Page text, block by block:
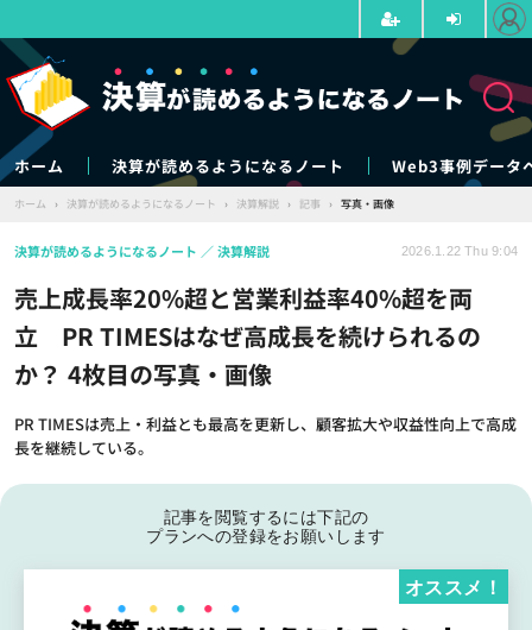
ホーム 決算が読めるようになるノート Web3事例データ
ホーム › 決算が読めるようになるノート › 決算解説 › 記事 › 写真・画像
売上成長率20%超と営業利益率40%超を両
立 PR TIMESはなぜ高成長を続けられるの
か？ 4枚目の写真・画像
PR TIMESは売上・利益とも最高を更新し、顧客拡大や収益性向上で高成
長を継続している。
決算が読めるようになるノート 決算解説 2026.1.22 Thu 9:04
記事を閲覧するには下記の
プランへの登録をお願いします
オススメ！